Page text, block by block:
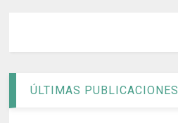
ÚLTIMAS PUBLICACIONES